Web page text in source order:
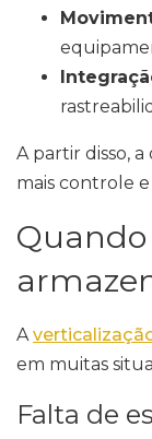
A partir disso,
mais controle
A
em muitas
Falta de